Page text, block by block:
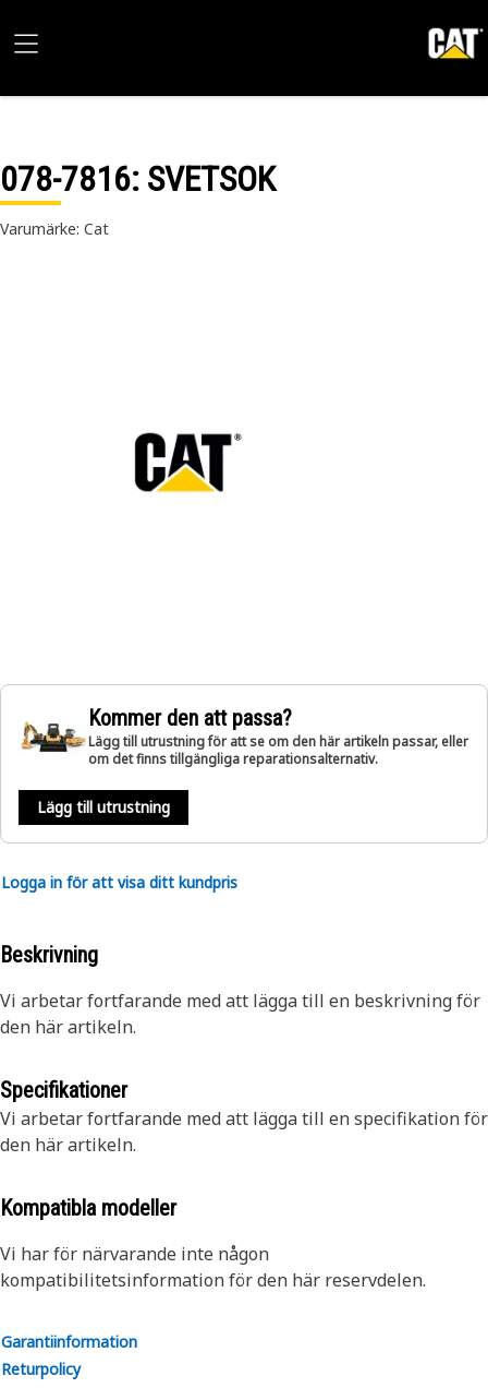
078-7816: SVETSOK
Varumärke: Cat
Kommer den att passa?
Lägg till utrustning för att se om den här artikeln passar, eller
om det finns tillgängliga reparationsalternativ.
Lägg till utrustning
Logga in för att visa ditt kundpris
Beskrivning
Vi arbetar fortfarande med att lägga till en beskrivning för
den här artikeln.
Specifikationer
Vi arbetar fortfarande med att lägga till en specifikation för
den här artikeln.
Kompatibla modeller
Vi har för närvarande inte någon
kompatibilitetsinformation för den här reservdelen.
Garantiinformation
Returpolicy